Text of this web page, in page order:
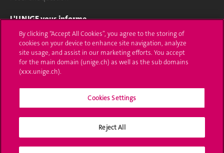
L'UNIGE vous informe
UNIGE Mobile
Médias
By clicking “Accept All Cookies”, you agree to the storing of
cookies on your device to enhance site navigation, analyze
site usage, and assist in our marketing efforts. You accept
for the main domain (unige.ch) as well as the sub domains
(xxx.unige.ch).
Cookies Settings
Reject All